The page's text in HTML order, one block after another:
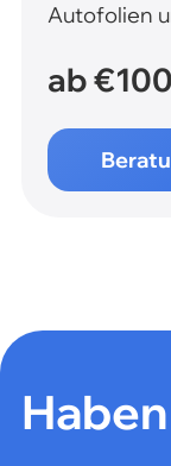
Autofolien
ab €100